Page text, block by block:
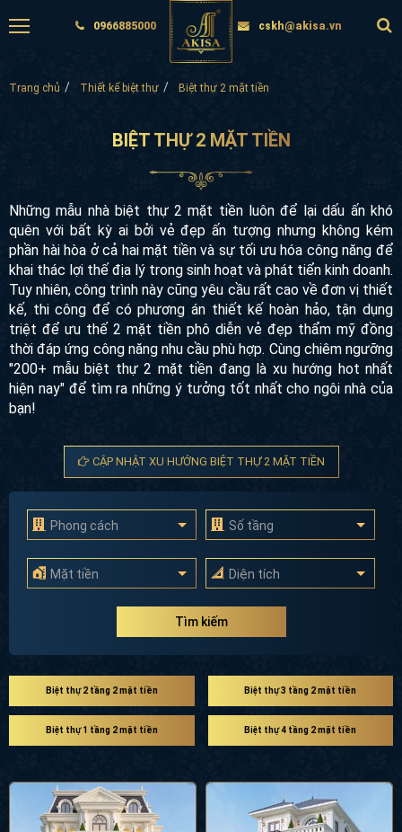
0966885000 cskh@akisa.vn
Trang chủ Thiết kế biệt thự Biệt thự 2 mặt tiền
BIỆT THỰ 2 MẶT TIỀN
Những mẫu nhà biệt thự 2 mặt tiền luôn để lại dấu ấn khó
quên với bất kỳ ai bởi vẻ đẹp ấn tượng nhưng không kém
phần hài hòa ở cả hai mặt tiền và sự tối ưu hóa công năng để
khai thác lợi thế địa lý trong sinh hoạt và phát tiển kinh doanh.
Tuy nhiên, công trình này cũng yêu cầu rất cao về đơn vị thiết
kế, thi công để có phương án thiết kế hoàn hảo, tận dụng
triệt để ưu thế 2 mặt tiền phô diễn vẻ đẹp thẩm mỹ đồng
thời đáp ứng công năng nhu cầu phù hợp. Cùng chiêm ngưỡng
"200+ mẫu biệt thự 2 mặt tiền đang là xu hướng hot nhất
hiện nay" để tìm ra những ý tưởng tốt nhất cho ngôi nhà của
bạn!
CẬP NHẬT XU HƯỚNG BIỆT THỰ 2 MẶT TIỀN
Phong cách Số tầng
Mặt tiền Diện tích
Tìm kiếm
Biệt thự 2 tầng 2 mặt tiền Biệt thự 3 tầng 2 mặt tiền
Biệt thự 1 tầng 2 mặt tiền Biệt thự 4 tầng 2 mặt tiền